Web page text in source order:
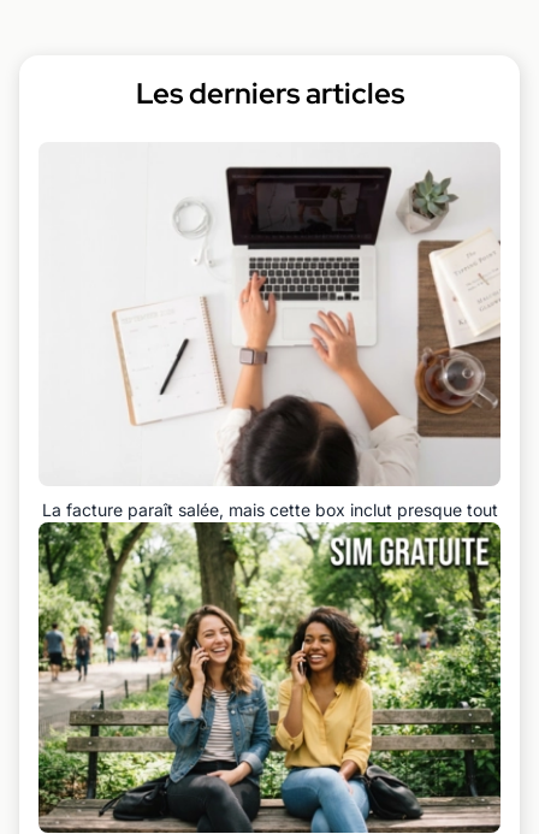
Les derniers articles
La facture paraît salée, mais cette box inclut presque tout